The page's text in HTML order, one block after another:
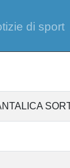
di sport